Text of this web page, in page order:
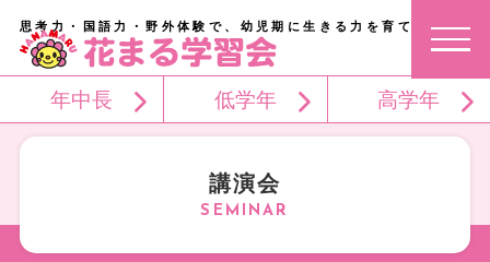
思考力・国語力・野外体験で、幼児期に生きる力を育てる。
年中長 低学年 高学年
講演会